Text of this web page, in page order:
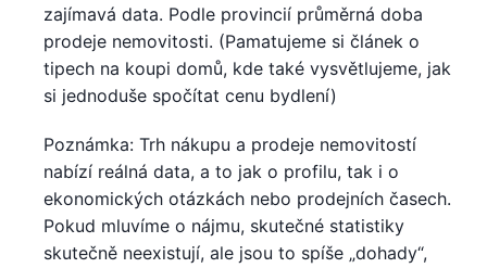
zajímavá data. Podle provincií průměrná doba
prodeje nemovitosti. (Pamatujeme si článek o
tipech na koupi domů, kde také vysvětlujeme, jak
si jednoduše spočítat cenu bydlení)
Poznámka: Trh nákupu a prodeje nemovitostí
nabízí reálná data, a to jak o profilu, tak i o
ekonomických otázkách nebo prodejních časech.
Pokud mluvíme o nájmu, skutečné statistiky
skutečně neexistují, ale jsou to spíše „dohady“,